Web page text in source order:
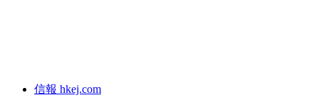
信報 hkej.com